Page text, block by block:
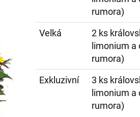
rumora)
Velká
2 ks
limonium
rumora)
Exkluzivní
3 ks
limonium
rumora)